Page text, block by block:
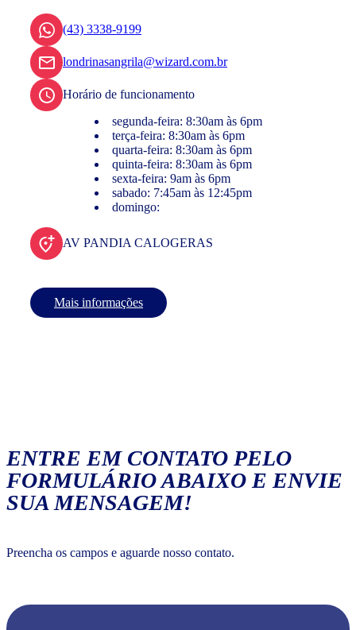
(43) 3338-9199
londrinasangrila@wizard.com.br
Horário de funcionamento
segunda-feira: 8:30am às 6pm
terça-feira: 8:30am às 6pm
quarta-feira: 8:30am às 6pm
quinta-feira: 8:30am às 6pm
sexta-feira: 9am às 6pm
sabado: 7:45am às 12:45pm
domingo:
AV PANDIA CALOGERAS
Mais informações
ENTRE EM CONTATO PELO
FORMULÁRIO ABAIXO E ENVIE
SUA MENSAGEM!
Preencha os campos e aguarde nosso contato.